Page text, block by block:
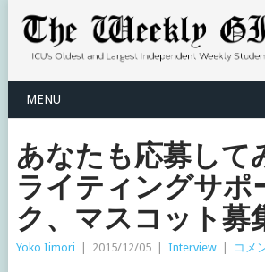
MENU
あなたも応募して
ライティングサポ
ク、マスコット募
Yoko Iimori 2015/12/05 Interview コメ